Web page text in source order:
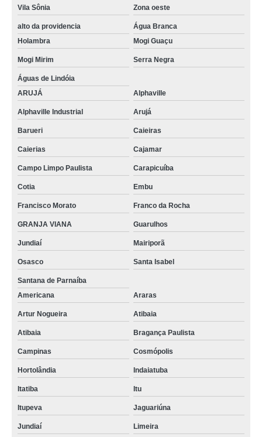
Vila Sônia Zona oeste
alto da providencia
Água Branca
Holambra
Mogi Guaçu
Mogi Mirim Serra Negra
Águas de Lindóia
ARUJÁ
Alphaville
Alphaville Industrial Arujá
Barueri Caieiras
Caierias Cajamar
Campo Limpo Paulista Carapicuíba
Cotia Embu
Francisco Morato Franco da Rocha
GRANJA VIANA Guarulhos
Jundiaí Mairiporã
Osasco Santa Isabel
Santana de Parnaíba
Americana
Araras
Artur Nogueira Atibaia
Atibaia Bragança Paulista
Campinas Cosmópolis
Hortolândia Indaiatuba
Itatiba Itu
Itupeva Jaguariúna
Jundiaí Limeira